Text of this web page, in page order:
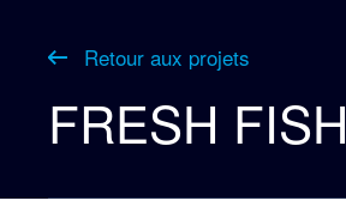
Retour aux projets
FRESH FISH